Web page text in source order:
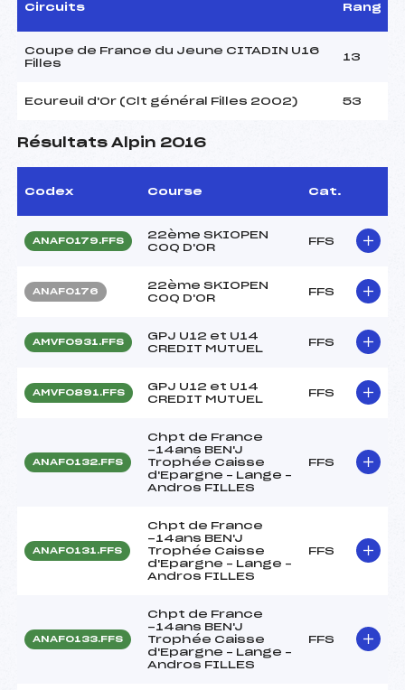
Circuits Rang
Coupe de France du Jeune CITADIN U16
Filles
13
Ecureuil d'Or (Clt général Filles 2002) 53
Résultats Alpin 2016
Codex Course Cat.
ANAF0179.FFS
22ème SKIOPEN
COQ D'OR
FFS
ANAF0176
22ème SKIOPEN
COQ D'OR
FFS
AMVF0931.FFS
GPJ U12 et U14
CREDIT MUTUEL
FFS
AMVF0891.FFS
GPJ U12 et U14
CREDIT MUTUEL
FFS
ANAF0132.FFS
Chpt de France
-14ans BEN'J
Trophée Caisse
d'Epargne – Lange –
Andros FILLES
FFS
ANAF0131.FFS
Chpt de France
-14ans BEN'J
Trophée Caisse
d'Epargne – Lange –
Andros FILLES
FFS
ANAF0133.FFS
Chpt de France
-14ans BEN'J
Trophée Caisse
d'Epargne – Lange –
Andros FILLES
FFS